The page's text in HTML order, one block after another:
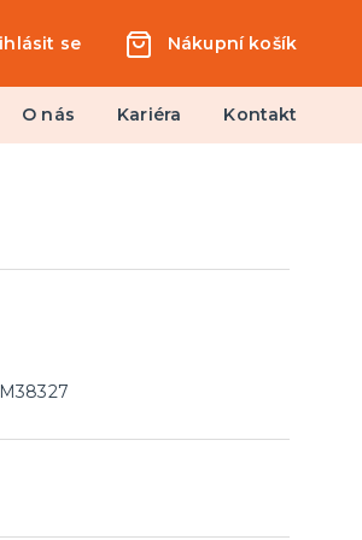
se Nákupní košík
O nás Kariéra Kontakt